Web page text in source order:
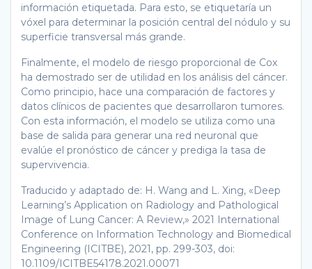
información etiquetada. Para esto, se etiquetaría un
vóxel para determinar la posición central del nódulo y su
superficie transversal más grande.
Finalmente, el modelo de riesgo proporcional de Cox
ha demostrado ser de utilidad en los análisis del cáncer.
Como principio, hace una comparación de factores y
datos clínicos de pacientes que desarrollaron tumores.
Con esta información, el modelo se utiliza como una
base de salida para generar una red neuronal que
evalúe el pronóstico de cáncer y prediga la tasa de
supervivencia.
Traducido y adaptado de: H. Wang and L. Xing, «Deep
Learning’s Application on Radiology and Pathological
Image of Lung Cancer: A Review,» 2021 International
Conference on Information Technology and Biomedical
Engineering (ICITBE), 2021, pp. 299-303, doi:
10.1109/ICITBE54178.2021.00071